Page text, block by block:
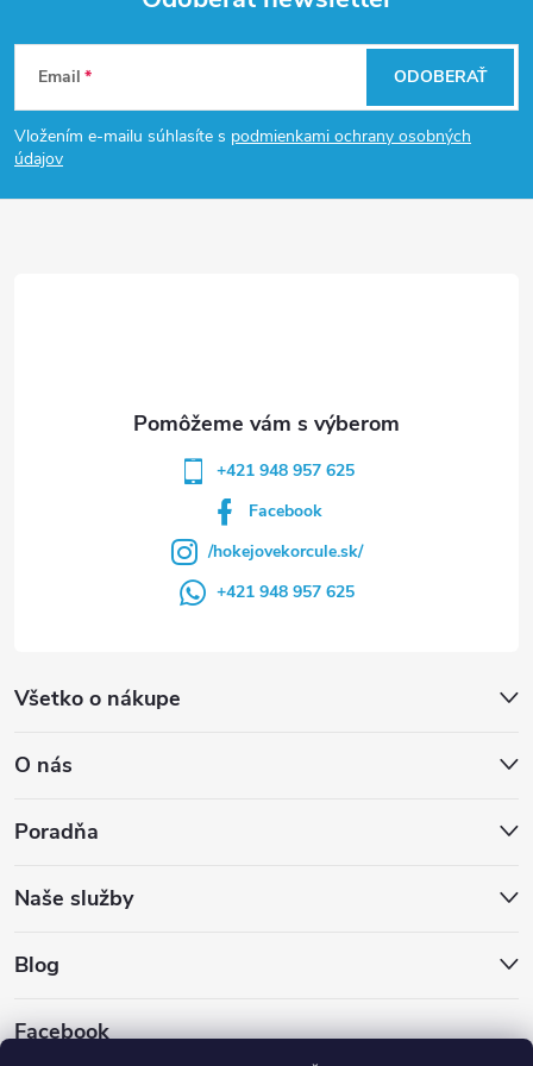
Z
á
p
Email
Vložením e-mailu súhlasíte s podmienkami ochrany osobných
údajov
ODOBERAŤ
Všetko o nákupe
O nás
Poradňa
Naše služby
Blog
Facebook
+421 948 957 625
Facebook
/hokejovekorcule.sk/
+421 948 957 625